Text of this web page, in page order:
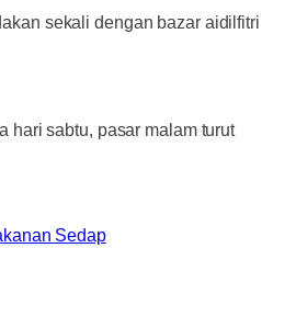
sekali dengan bazar aidilfitri
hari sabtu, pasar malam turut